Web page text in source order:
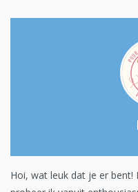
Hoi, wat leuk dat je er bent!